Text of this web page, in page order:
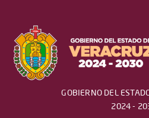
GOBIERNO DEL
2024 -